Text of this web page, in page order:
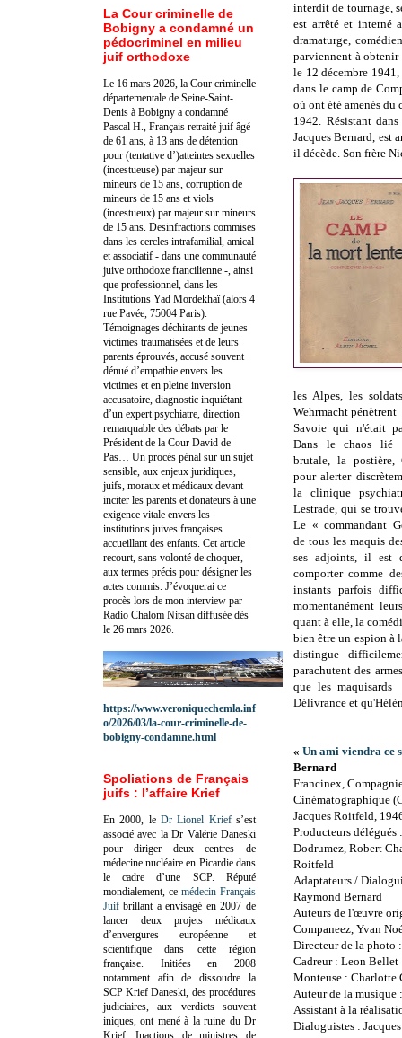
interdit de tournage,
est arrêté et interné
dramaturge,
parviennent à obtenir
le 12 décembre
dans le camp de
où ont été amenés du
1942. Résistant
Jacques Bernard, est
il décède. Son frère
les Alpes, les
Wehrmacht
Savoie qui n'était
Dans le chaos lié
brutale, la
pour alerter
la clinique
Lestrade, qui se
Le « commandant
de tous les maquis
ses adjoints, il est
comporter comme
instants parfois
momentanément
quant à elle, la
bien être un espion à
distingue
parachutent des
que les maquisards
Délivrance et
« Un ami viendra ce
Bernard
Francinex,
Cinématographique
Jacques Roitfeld,
Producteurs
Dodrumez, Robert
Roitfeld
Adaptateurs /
Raymond Bernard
Auteurs de l'œuvre
Companeez, Yvan
Directeur de la photo
Cadreur : Leon Bellet
Monteuse : Charlotte
Auteur de la musique
Assistant à la
Dialoguistes :
La Cour criminelle de
Bobigny a condamné un
pédocriminel en milieu
juif orthodoxe
Le 16 mars 2026, la Cour criminelle
départementale de Seine-Saint-
Denis à Bobigny a condamné
Pascal H., Français retraité juif âgé
de 61 ans, à 13 ans de détention
pour (tentative d’)atteintes sexuelles
(incestueuse) par majeur sur
mineurs de 15 ans, corruption de
mineurs de 15 ans et viols
(incestueux) par majeur sur mineurs
de 15 ans. Desinfractions commises
dans les cercles intrafamilial, amical
et associatif - dans une communauté
juive orthodoxe francilienne -, ainsi
que professionnel, dans les
Institutions Yad Mordekhaï (alors 4
rue Pavée, 75004 Paris).
Témoignages déchirants de jeunes
victimes traumatisées et de leurs
parents éprouvés, accusé souvent
dénué d’empathie envers les
victimes et en pleine inversion
accusatoire, diagnostic inquiétant
d’un expert psychiatre, direction
remarquable des débats par le
Président de la Cour David de
Pas… Un procès pénal sur un sujet
sensible, aux enjeux juridiques,
juifs, moraux et médicaux devant
inciter les parents et donateurs à une
exigence vitale envers les
institutions juives françaises
accueillant des enfants. Cet article
recourt, sans volonté de choquer,
aux termes précis pour désigner les
actes commis. J’évoquerai ce
procès lors de mon interview par
Radio Chalom Nitsan diffusée dès
le 26 mars 2026.
https://www.veroniquechemla.inf
o/2026/03/la-cour-criminelle-de-
bobigny-condamne.html
Spoliations de Français
juifs : l’affaire Krief
En 2000, le Dr Lionel Kriefs’est
associé avec la Dr Valérie Daneski
pour diriger deux centres de
médecine nucléaire en Picardie dans
le cadre d’une SCP. Réputé
mondialement, ce médecin Français
Juif brillant a envisagé en 2007 de
lancer deux projets médicaux
d’envergures européenne et
scientifique dans cette région
française. Initiées en 2008
notamment afin de dissoudre la
SCP Krief Daneski, des procédures
judiciaires, aux verdicts souvent
iniques, ont mené à la ruine du Dr
Krief.Inactions de ministres de